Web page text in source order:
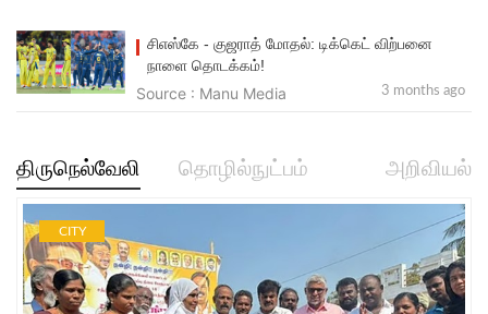
சிஎஸ்கே - குஜ​ராத் மோதல்: டிக்கெட் விற்​பனை
நாளை தொடக்கம்!
Source : Manu Media 3 months ago
திருநெல்வேலி தொழில்நுட்பம் அறிவியல்
CITY